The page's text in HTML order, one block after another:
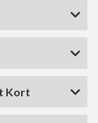
Kort